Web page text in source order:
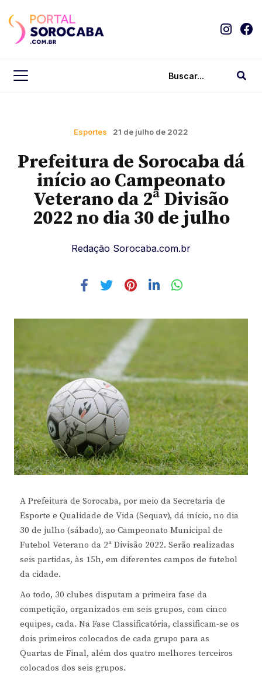
Esportes 21 de julho de 2022
Prefeitura de Sorocaba dá
início ao Campeonato
Veterano da 2ª Divisão
2022 no dia 30 de julho
Redação Sorocaba.com.br
A Prefeitura de Sorocaba, por meio da Secretaria de
Esporte e Qualidade de Vida (Sequav), dá início, no dia
30 de julho (sábado), ao Campeonato Municipal de
Futebol Veterano da 2ª Divisão 2022. Serão realizadas
seis partidas, às 15h, em diferentes campos de futebol
da cidade.
Ao todo, 30 clubes disputam a primeira fase da
competição, organizados em seis grupos, com cinco
equipes, cada. Na Fase Classificatória, classificam-se os
dois primeiros colocados de cada grupo para as
Quartas de Final, além dos quatro melhores terceiros
colocados dos seis grupos.